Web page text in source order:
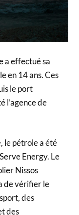
a effectué sa
en 14 ans. Ces
le port
l’agence de
le pétrole a été
Energy. Le
Nissos
de vérifier le
des
des